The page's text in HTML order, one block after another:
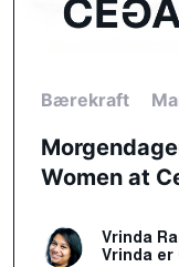
Bærekraft
Women at
Vrinda
Vrinda er